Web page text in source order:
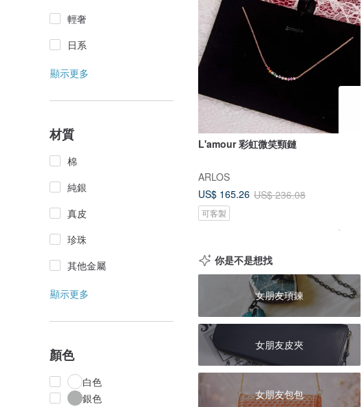
輕奢
日系
顯示更多
材質
棉
純銀
真皮
珍珠
其他金屬
顯示更多
顏色
白色
銀色
L'amour 彩虹微笑頸鏈
ARLOS
US$ 165.26 US$ 236.08
可客製
你是不是想找
女朋友項鍊
女朋友皮夾
女朋友包包